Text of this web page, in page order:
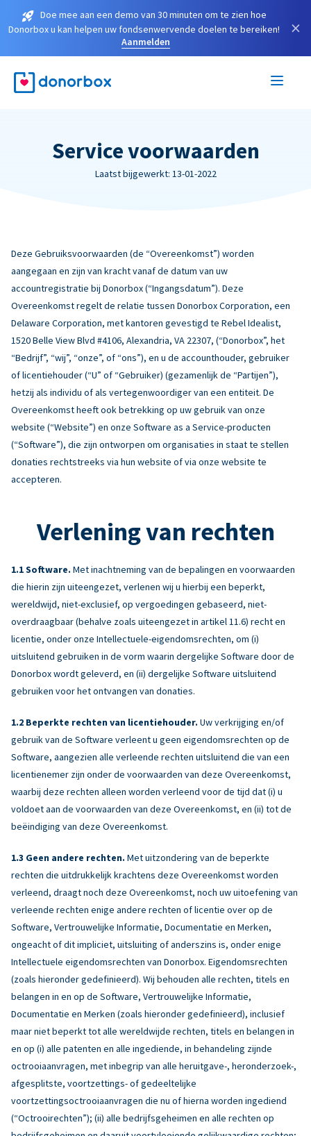
Doe mee aan een demo van 30 minuten om te zien hoe
Donorbox u kan helpen uw fondsenwervende doelen te bereiken!
Aanmelden
×
Service voorwaarden
Laatst bijgewerkt: 13-01-2022
Deze Gebruiksvoorwaarden (de “Overeenkomst”) worden
aangegaan en zijn van kracht vanaf de datum van uw
accountregistratie bij Donorbox (“Ingangsdatum”). Deze
Overeenkomst regelt de relatie tussen Donorbox Corporation, een
Delaware Corporation, met kantoren gevestigd te Rebel Idealist,
1520 Belle View Blvd #4106, Alexandria, VA 22307, (“Donorbox”, het
“Bedrijf”, “wij”, “onze”, of “ons”), en u de accounthouder, gebruiker
of licentiehouder (“U” of “Gebruiker) (gezamenlijk de “Partijen”),
hetzij als individu of als vertegenwoordiger van een entiteit. De
Overeenkomst heeft ook betrekking op uw gebruik van onze
website (“Website”) en onze Software as a Service-producten
(“Software”), die zijn ontworpen om organisaties in staat te stellen
donaties rechtstreeks via hun website of via onze website te
accepteren.
Verlening van rechten
Software. Met inachtneming van de bepalingen en voorwaarden
die hierin zijn uiteengezet, verlenen wij u hierbij een beperkt,
wereldwijd, niet-exclusief, op vergoedingen gebaseerd, niet-
overdraagbaar (behalve zoals uiteengezet in artikel 11.6) recht en
licentie, onder onze Intellectuele-eigendomsrechten, om (i)
uitsluitend gebruiken in de vorm waarin dergelijke Software door de
Donorbox wordt geleverd, en (ii) dergelijke Software uitsluitend
gebruiken voor het ontvangen van donaties.
Beperkte rechten van licentiehouder. Uw verkrijging en/of
gebruik van de Software verleent u geen eigendomsrechten op de
Software, aangezien alle verleende rechten uitsluitend die van een
licentienemer zijn onder de voorwaarden van deze Overeenkomst,
waarbij deze rechten alleen worden verleend voor de tijd dat (i) u
voldoet aan de voorwaarden van deze Overeenkomst, en (ii) tot de
beëindiging van deze Overeenkomst.
Geen andere rechten. Met uitzondering van de beperkte
rechten die uitdrukkelijk krachtens deze Overeenkomst worden
verleend, draagt noch deze Overeenkomst, noch uw uitoefening van
verleende rechten enige andere rechten of licentie over op de
Software, Vertrouwelijke Informatie, Documentatie en Merken,
ongeacht of dit impliciet, uitsluiting of anderszins is, onder enige
Intellectuele eigendomsrechten van Donorbox. Eigendomsrechten
(zoals hieronder gedefinieerd). Wij behouden alle rechten, titels en
belangen in en op de Software, Vertrouwelijke Informatie,
Documentatie en Merken (zoals hieronder gedefinieerd), inclusief
maar niet beperkt tot alle wereldwijde rechten, titels en belangen in
en op (i) alle patenten en alle ingediende, in behandeling zijnde
octrooiaanvragen, met inbegrip van alle heruitgave-, heronderzoek-,
afgesplitste, voortzettings- of gedeeltelijke
voortzettingsoctrooiaanvragen die nu of hierna worden ingediend
(“Octrooirechten”); (ii) alle bedrijfsgeheimen en alle rechten op